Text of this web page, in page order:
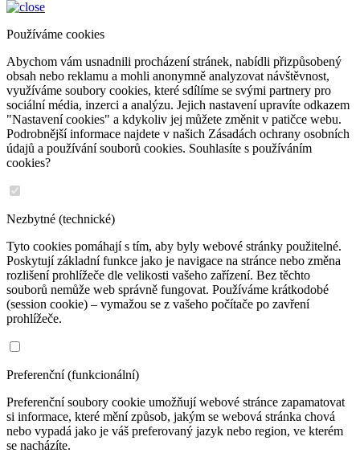
Používáme cookies
Abychom vám usnadnili procházení stránek, nabídli přizpůsobený
obsah nebo reklamu a mohli anonymně analyzovat návštěvnost,
využíváme soubory cookies, které sdílíme se svými partnery pro
sociální média, inzerci a analýzu. Jejich nastavení upravíte odkazem
"Nastavení cookies" a kdykoliv jej můžete změnit v patičce webu.
Podrobnější informace najdete v našich Zásadách ochrany osobních
údajů a používání souborů cookies. Souhlasíte s používáním
cookies?
Nezbytné (technické)
Tyto cookies pomáhají s tím, aby byly webové stránky použitelné.
Poskytují základní funkce jako je navigace na stránce nebo změna
rozlišení prohlížeče dle velikosti vašeho zařízení. Bez těchto
souborů nemůže web správně fungovat. Používáme krátkodobé
(session cookie) – vymažou se z vašeho počítače po zavření
prohlížeče.
Preferenční (funkcionální)
Preferenční soubory cookie umožňují webové stránce zapamatovat
si informace, které mění způsob, jakým se webová stránka chová
nebo vypadá jako je váš preferovaný jazyk nebo region, ve kterém
se nacházíte.